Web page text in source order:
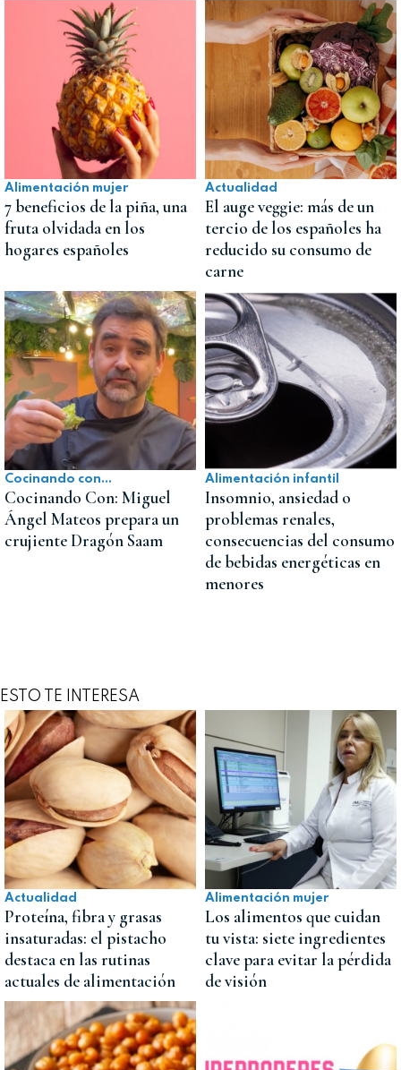
Alimentación mujer
7 beneficios de la piña, una
fruta olvidada en los
hogares españoles
Actualidad
El auge veggie: más de un
tercio de los españoles ha
reducido su consumo de
carne
Cocinando con...
Cocinando Con: Miguel
Ángel Mateos prepara un
crujiente Dragón Saam
Alimentación infantil
Insomnio, ansiedad o
problemas renales,
consecuencias del consumo
de bebidas energéticas en
menores
ESTO TE INTERESA
Actualidad
Proteína, fibra y grasas
insaturadas: el pistacho
destaca en las rutinas
actuales de alimentación
Alimentación mujer
Los alimentos que cuidan
tu vista: siete ingredientes
clave para evitar la pérdida
de visión